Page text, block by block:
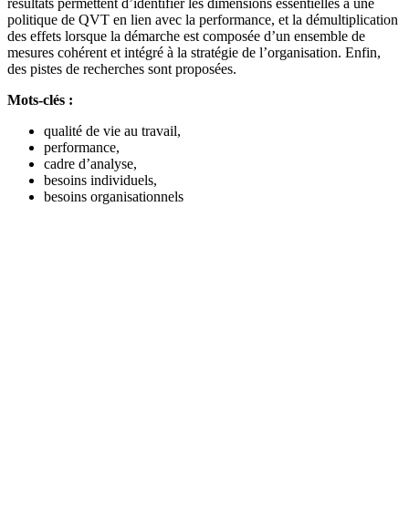
résultats permettent d’identifier les dimensions essentielles à une
politique de QVT en lien avec la performance, et la démultiplication
des effets lorsque la démarche est composée d’un ensemble de
mesures cohérent et intégré à la stratégie de l’organisation. Enfin,
des pistes de recherches sont proposées.
Mots-clés :
qualité de vie au travail,
performance,
cadre d’analyse,
besoins individuels,
besoins organisationnels